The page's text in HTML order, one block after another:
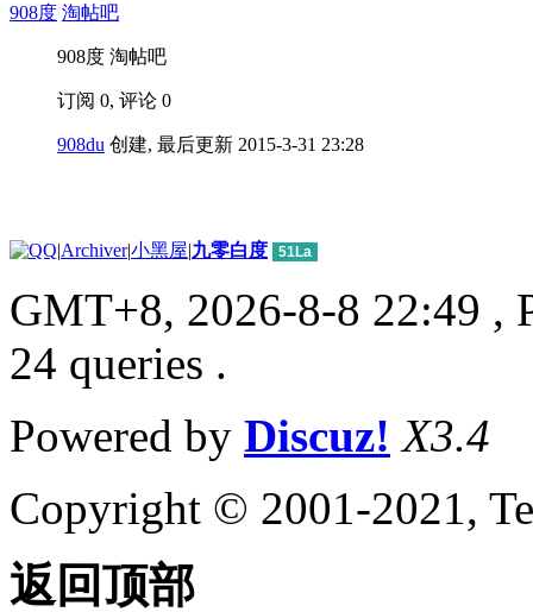
908度 淘帖吧
908度 淘帖吧
订阅 0, 评论 0
908du 创建, 最后更新 2015-3-31 23:28
|Archiver|小黑屋|九零白度 51La
GMT+8, 2026-8-8 22:49 ,
24 queries .
Powered by Discuz! X3.4
Copyright © 2001-2021,
返回顶部